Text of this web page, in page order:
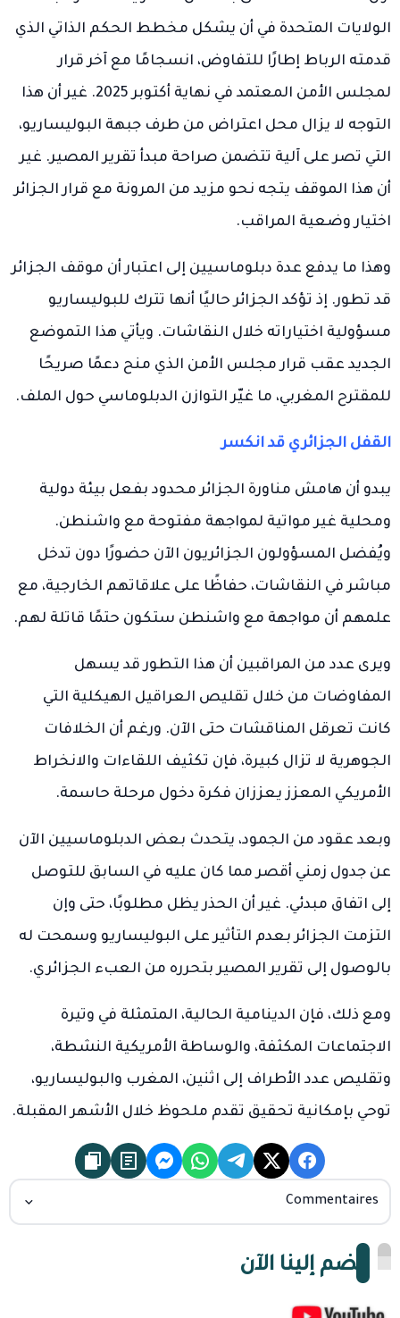
الولايات المتحدة في أن يشكل مخطط الحكم الذاتي الذي
قدمته الرباط إطارًا للتفاوض، انسجامًا مع آخر قرار
لمجلس الأمن المعتمد في نهاية أكتوبر 2025. غير أن هذا
التوجه لا يزال محل اعتراض من طرف جبهة البوليساريو،
التي تصر على آلية تتضمن صراحة مبدأ تقرير المصير. غير
أن هذا الموقف يتجه نحو مزيد من المرونة مع قرار الجزائر
اختيار وضعية المراقب.
وهذا ما يدفع عدة دبلوماسيين إلى اعتبار أن موقف الجزائر
قد تطور. إذ تؤكد الجزائر حاليًا أنها تترك للبوليساريو
مسؤولية اختياراته خلال النقاشات. ويأتي هذا التموضع
الجديد عقب قرار مجلس الأمن الذي منح دعمًا صريحًا
للمقترح المغربي، ما غيّر التوازن الدبلوماسي حول الملف.
القفل الجزائري قد انكسر
يبدو أن هامش مناورة الجزائر محدود بفعل بيئة دولية
ومحلية غير مواتية لمواجهة مفتوحة مع واشنطن.
ويُفضل المسؤولون الجزائريون الآن حضورًا دون تدخل
مباشر في النقاشات، حفاظًا على علاقاتهم الخارجية، مع
علمهم أن مواجهة مع واشنطن ستكون حتمًا قاتلة لهم.
ويرى عدد من المراقبين أن هذا التطور قد يسهل
المفاوضات من خلال تقليص العراقيل الهيكلية التي
كانت تعرقل المناقشات حتى الآن. ورغم أن الخلافات
الجوهرية لا تزال كبيرة، فإن تكثيف اللقاءات والانخراط
الأمريكي المعزز يعززان فكرة دخول مرحلة حاسمة.
وبعد عقود من الجمود، يتحدث بعض الدبلوماسيين الآن
عن جدول زمني أقصر مما كان عليه في السابق للتوصل
إلى اتفاق مبدئي. غير أن الحذر يظل مطلوبًا، حتى وإن
التزمت الجزائر بعدم التأثير على البوليساريو وسمحت له
بالوصول إلى تقرير المصير بتحرره من العبء الجزائري.
ومع ذلك، فإن الدينامية الحالية، المتمثلة في وتيرة
الاجتماعات المكثفة، والوساطة الأمريكية النشطة،
وتقليص عدد الأطراف إلى اثنين، المغرب والبوليساريو،
توحي بإمكانية تحقيق تقدم ملحوظ خلال الأشهر المقبلة.
Commentaires
انضم إلينا الآن